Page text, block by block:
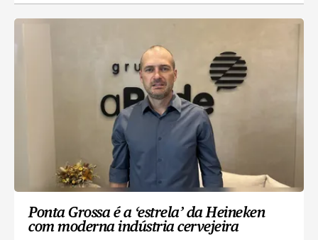
Ponta Grossa é a ‘estrela’ da Heineken
com moderna indústria cervejeira